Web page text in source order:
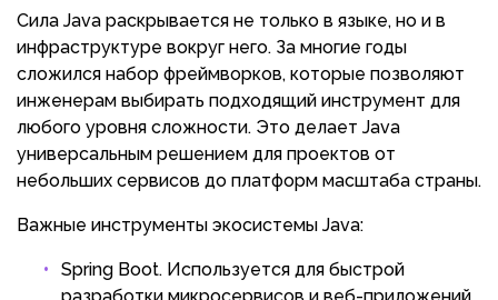
Сила Java раскрывается не только в языке, но и в
инфраструктуре вокруг него. За многие годы
сложился набор фреймворков, которые позволяют
инженерам выбирать подходящий инструмент для
любого уровня сложности. Это делает Java
универсальным решением для проектов от
небольших сервисов до платформ масштаба страны.
Важные инструменты экосистемы Java:
Spring Boot. Используется для быстрой